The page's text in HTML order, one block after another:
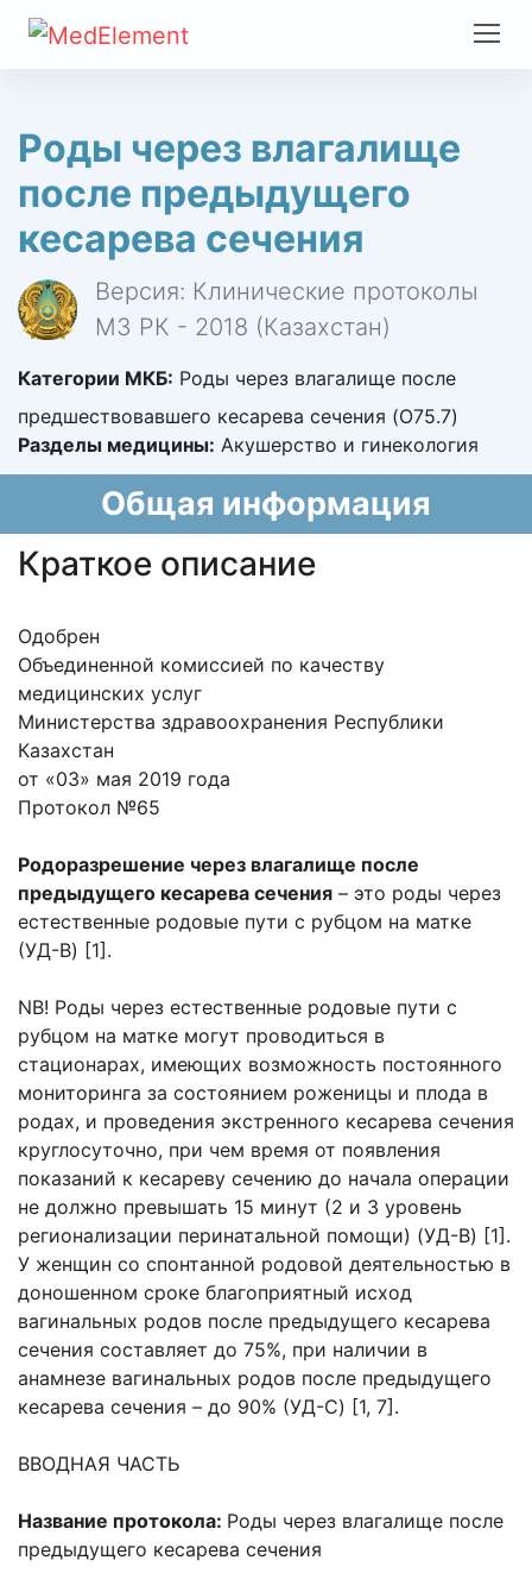
Роды через влагалище
после предыдущего
кесарева сечения
Версия: Клинические протоколы
МЗ РК - 2018 (Казахстан)
Категории МКБ: Роды через влагалище после
предшествовавшего кесарева сечения (O75.7)
Разделы медицины: Акушерство и гинекология
Общая информация
Краткое описание
Одобрен
Объединенной комиссией по качеству
медицинских услуг
Министерства здравоохранения Республики
Казахстан
от «03» мая 2019 года
Протокол №65
Родоразрешение через влагалище после
предыдущего кесарева сечения – это роды через
естественные родовые пути с рубцом на матке
(УД-B) [1].
NB! Роды через естественные родовые пути с
рубцом на матке могут проводиться в
стационарах, имеющих возможность постоянного
мониторинга за состоянием роженицы и плода в
родах, и проведения экстренного кесарева сечения
круглосуточно, при чем время от появления
показаний к кесареву сечению до начала операции
не должно превышать 15 минут (2 и 3 уровень
регионализации перинатальной помощи) (УД-B) [1].
У женщин со спонтанной родовой деятельностью в
доношенном сроке благоприятный исход
вагинальных родов после предыдущего кесарева
сечения составляет до 75%, при наличии в
анамнезе вагинальных родов после предыдущего
кесарева сечения – до 90% (УД-C) [1, 7].
ВВОДНАЯ ЧАСТЬ
Название протокола: Роды через влагалище после
предыдущего кесарева сечения